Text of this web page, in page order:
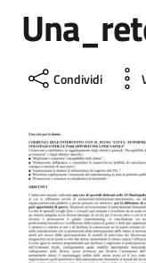
Condividi